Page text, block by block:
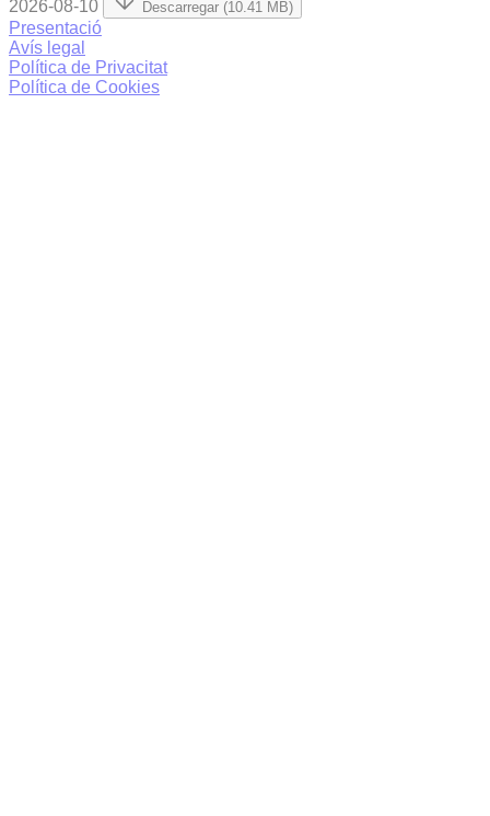
2026-08-10 Descarregar (10.41 MB)
Presentació
Avís legal
Política de Privacitat
Política de Cookies